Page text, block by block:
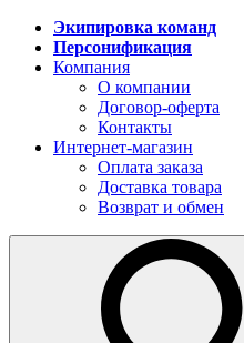
Экипировка команд
Персонификация
Компания
О компании
Договор-оферта
Контакты
Интернет-магазин
Оплата заказа
Доставка товара
Возврат и обмен